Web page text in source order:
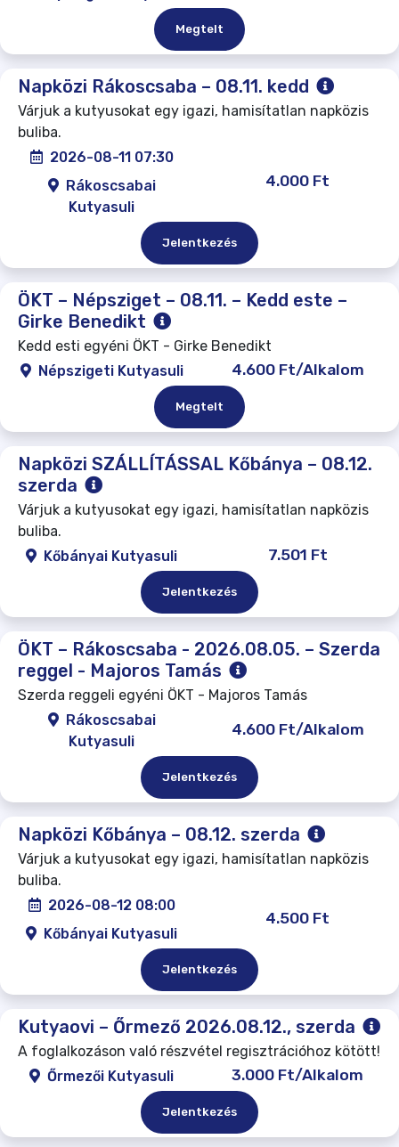
Megtelt
Napközi Rákoscsaba – 08.11. kedd
Várjuk a kutyusokat egy igazi, hamisítatlan napközis
buliba.
2026-08-11 07:30
Rákoscsabai
Kutyasuli
4.000 Ft
Jelentkezés
ÖKT – Népsziget – 08.11. – Kedd este –
Girke Benedikt
Kedd esti egyéni ÖKT - Girke Benedikt
Népszigeti Kutyasuli
4.600 Ft/Alkalom
Megtelt
Napközi SZÁLLÍTÁSSAL Kőbánya – 08.12.
szerda
Várjuk a kutyusokat egy igazi, hamisítatlan napközis
buliba.
Kőbányai Kutyasuli
7.501 Ft
Jelentkezés
ÖKT – Rákoscsaba - 2026.08.05. – Szerda
reggel - Majoros Tamás
Szerda reggeli egyéni ÖKT - Majoros Tamás
Rákoscsabai
Kutyasuli
4.600 Ft/Alkalom
Jelentkezés
Napközi Kőbánya – 08.12. szerda
Várjuk a kutyusokat egy igazi, hamisítatlan napközis
buliba.
2026-08-12 08:00
Kőbányai Kutyasuli
4.500 Ft
Jelentkezés
Kutyaovi – Őrmező 2026.08.12., szerda
A foglalkozáson való részvétel regisztrációhoz kötött!
Őrmezői Kutyasuli
3.000 Ft/Alkalom
Jelentkezés